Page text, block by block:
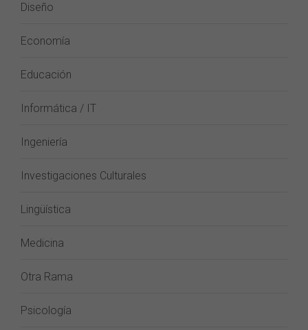
Diseño
Economía
Educación
Informática / IT
Ingeniería
Investigaciones Culturales
Lingüística
Medicina
Otra Rama
Psicología